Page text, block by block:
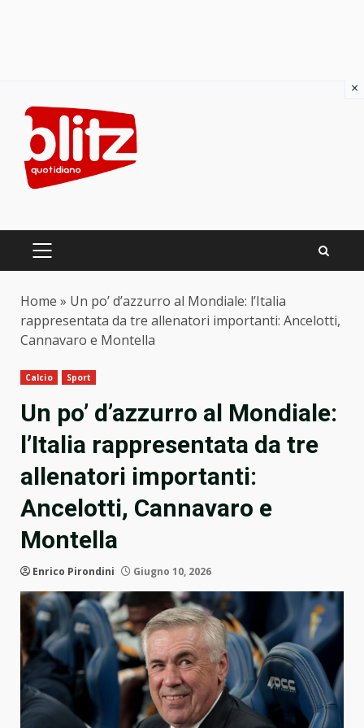
content
PRIMARY
Home » Un po’ d’azzurro al Mondiale: l’Italia
rappresentata da tre allenatori importanti: Ancelotti,
Cannavaro e Montella
Calcio Sport
Un po’ d’azzurro al Mondiale:
l’Italia rappresentata da tre
allenatori importanti:
Ancelotti, Cannavaro e
Montella
Enrico Pirondini Giugno 10, 2026
×